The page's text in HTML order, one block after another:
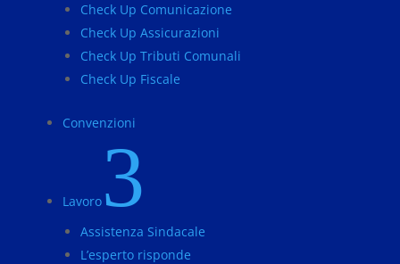
Check Up Comunicazione
Check Up Assicurazioni
Check Up Tributi Comunali
Check Up Fiscale
Convenzioni
Lavoro 3
Assistenza Sindacale
L’esperto risponde